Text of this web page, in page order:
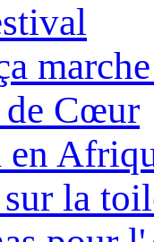
de Cœur
en
la